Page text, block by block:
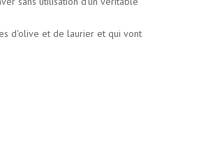
d'olive et de laurier et qui vont